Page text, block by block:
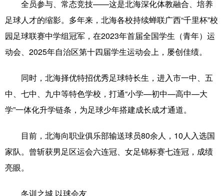
全员参与、常态竞技——这是北海深化体教融合、培养
足球人才的缩影。多年来，北海各校持续蝉联广西“千里杯”校
园足球联赛中学组冠军，在2023年首届全国学生（青年）运
动会、2025年自治区第十四届学生运动会上，屡创佳绩。
同时，北海择优特招优秀足球特长生，进入市一中、五
中、七中、九中等特色学校，打通“小学—初中—高中—大
学”一体化升学链条，为足球少年搭建成长成才通道。
目前，北海向职业俱乐部输送球员80余人，10人入选国
家队。曾斩获男足区运会六连冠、女足锦标赛七连冠，成绩
亮眼。
冬训之城 以球会友